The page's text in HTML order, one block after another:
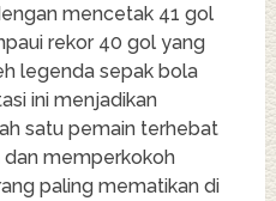
mencetak 41 gol
rekor 40 gol yang
legenda sepak bola
ini menjadikan
satu pemain terhebat
dan memperkokoh
paling mematikan di